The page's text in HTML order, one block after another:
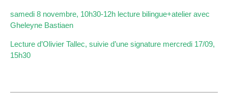
samedi 8 novembre, 10h30-12h lecture bilingue+atelier avec
Gheleyne Bastiaen
Lecture d’Olivier Tallec, suivie d’une signature mercredi 17/09,
15h30